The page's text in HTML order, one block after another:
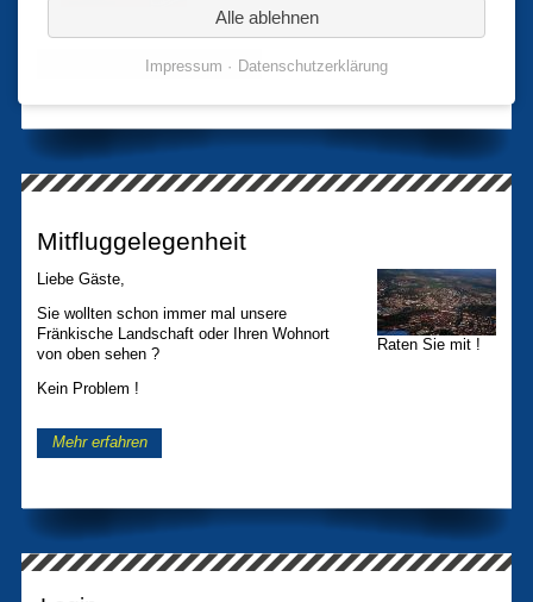
Weitere Informationen hier...
Mitfluggelegenheit
Raten Sie mit !
Liebe Gäste,
Sie wollten schon immer mal unsere
Fränkische Landschaft oder Ihren Wohnort
von oben sehen ?
Kein Problem !
Mehr erfahren
Alle ablehnen
Impressum Datenschutzerklärung